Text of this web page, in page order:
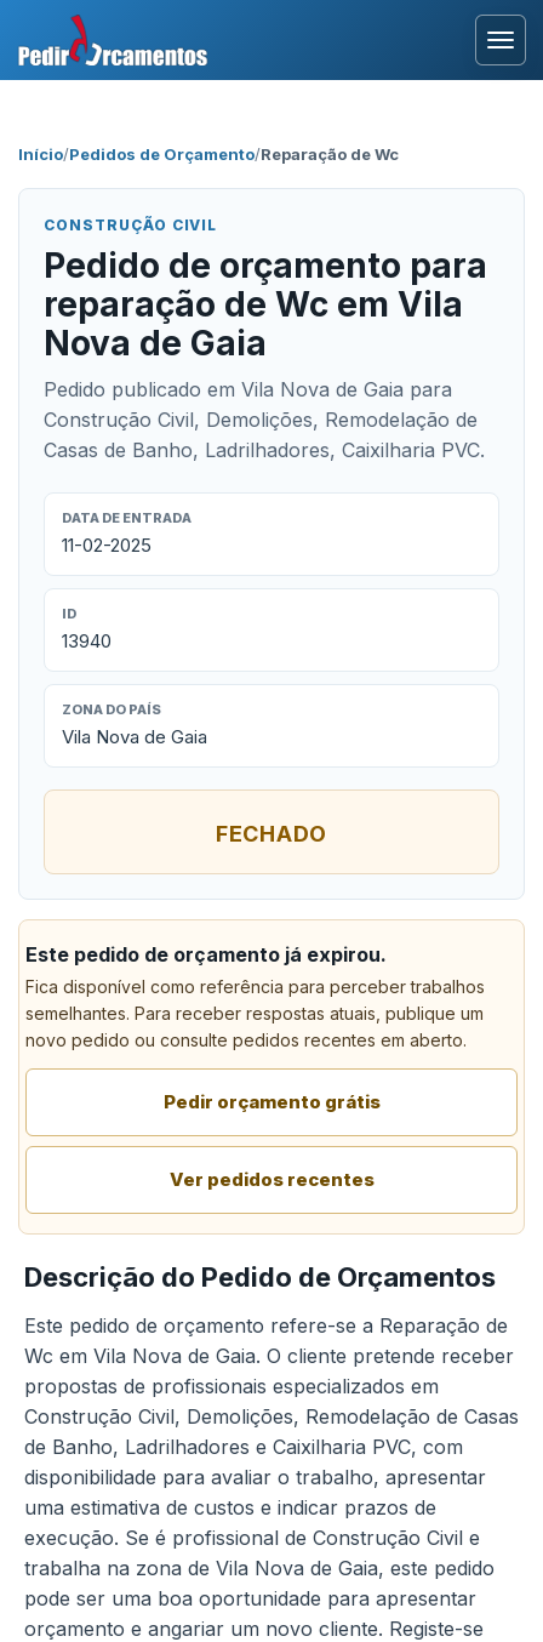
Início/Pedidos de Orçamento/Reparação de Wc
CONSTRUÇÃO CIVIL
Pedido de orçamento para
reparação de Wc em Vila
Nova de Gaia
Pedido publicado em Vila Nova de Gaia para
Construção Civil, Demolições, Remodelação de
Casas de Banho, Ladrilhadores, Caixilharia PVC.
DATA DE ENTRADA
11-02-2025
ID
13940
ZONA DO PAÍS
Vila Nova de Gaia
FECHADO
Este pedido de orçamento já expirou.
Fica disponível como referência para perceber trabalhos
semelhantes. Para receber respostas atuais, publique um
novo pedido ou consulte pedidos recentes em aberto.
Pedir orçamento grátis
Ver pedidos recentes
Descrição do Pedido de Orçamentos
Este pedido de orçamento refere-se a Reparação de
Wc em Vila Nova de Gaia. O cliente pretende receber
propostas de profissionais especializados em
Construção Civil, Demolições, Remodelação de Casas
de Banho, Ladrilhadores e Caixilharia PVC, com
disponibilidade para avaliar o trabalho, apresentar
uma estimativa de custos e indicar prazos de
execução. Se é profissional de Construção Civil e
trabalha na zona de Vila Nova de Gaia, este pedido
pode ser uma boa oportunidade para apresentar
orçamento e angariar um novo cliente. Registe-se
Área Profissional
Como Funciona?
Testemunhos